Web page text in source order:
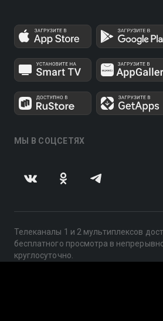
МЫ В СОЦСЕТЯХ
Телеканалы 1 и 2 мультиплексов
бесплатного просмотра в
круглосуточно.